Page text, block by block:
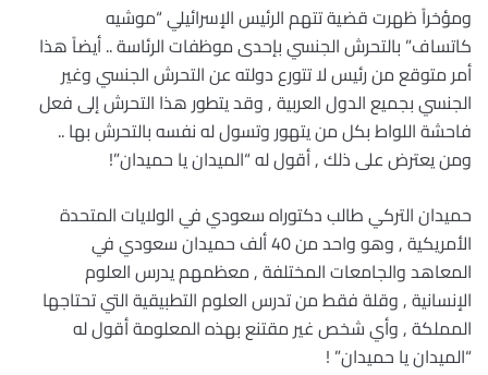
ومؤخراً ظهرت قضية تتهم الرئيس الإسرائيلي “موشيه
كاتساف” بالتحرش الجنسي بإحدى موظفات الرئاسة .. أيضاً هذا
أمر متوقع من رئيس لا تتورع دولته عن التحرش الجنسي وغير
الجنسي بجميع الدول العربية , وقد يتطور هذا التحرش إلى فعل
فاحشة اللواط بكل من يتهور وتسول له نفسه بالتحرش بها ..
ومن يعترض على ذلك , أقول له “الميدان يا حميدان”!
حميدان التركي طالب دكتوراه سعودي في الولايات المتحدة
الأمريكية , وهو واحد من 40 ألف حميدان سعودي في
المعاهد والجامعات المختلفة , معظمهم يدرس العلوم
الإنسانية , وقلة فقط من تدرس العلوم التطبيقية التي تحتاجها
المملكة , وأي شخص غير مقتنع بهذه المعلومة أقول له
“الميدان يا حميدان” !